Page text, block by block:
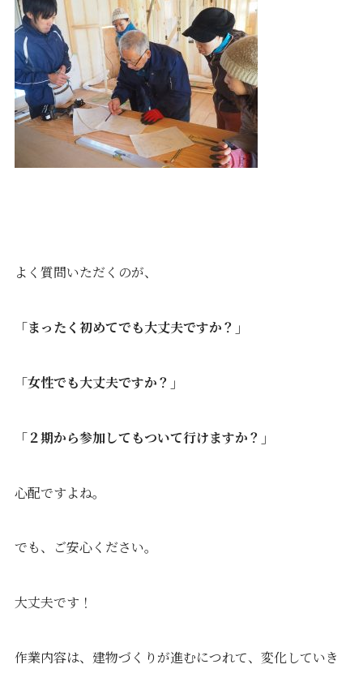
よく質問いただくのが、
「まったく初めてでも大丈夫ですか？」
「女性でも大丈夫ですか？」
「２期から参加してもついて行けますか？」
心配ですよね。
でも、ご安心ください。
大丈夫です！
作業内容は、建物づくりが進むにつれて、変化していき